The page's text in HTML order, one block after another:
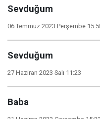
Sevduğum
06 Temmuz 2023 Perşembe
Sevduğum
27 Haziran 2023 Salı 11:23
Baba